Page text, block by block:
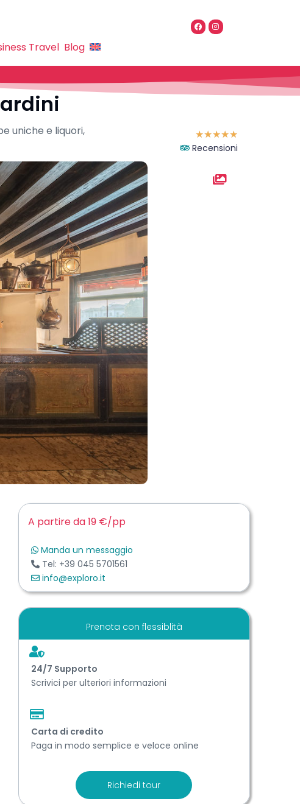
Travel Blog
uniche e liquori,
☆☆☆☆☆
Recensioni
A partire da 19 €/pp
Manda un messaggio
Tel: +39 045 5701561
info@exploro.it
Prenota con flessiblità
24/7 Support​o
Scrivici per ulteriori informazioni
Carta di credito
Paga in modo semplice e veloce online
Richiedi tour